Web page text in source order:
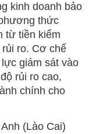
kinh doanh bảo
thức
từ tiền kiểm
ro. Cơ chế
giám sát vào
rủi ro cao,
chính cho
(Lào Cai)